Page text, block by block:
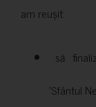
am reușit:
să
”Sfântul